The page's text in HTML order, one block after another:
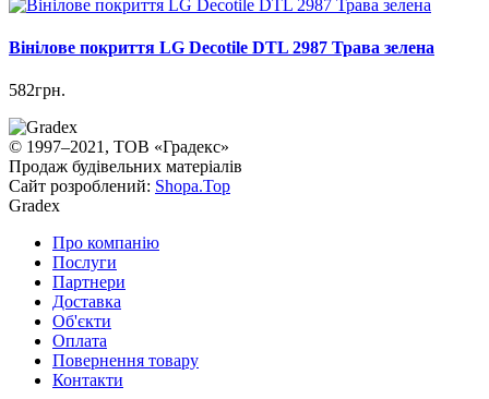
Вінілове покриття LG Decotile DTL 2987 Трава зелена
582грн.
© 1997–2021, ТОВ «Градекс»
Продаж будівельних матеріалів
Сайт розроблений: Shopa.Top
Gradex
Про компанію
Послуги
Партнери
Доставка
Об'єкти
Оплата
Повернення товару
Контакти